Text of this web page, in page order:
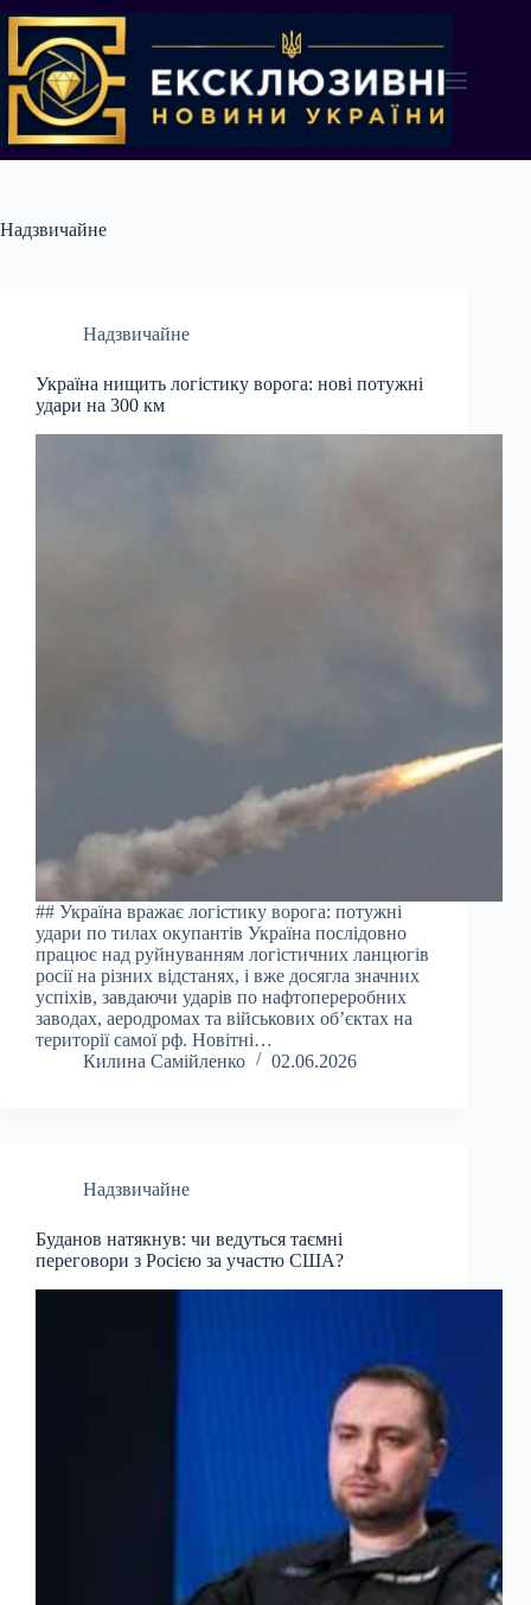
до
вмісту
Надзвичайне
Надзвичайне
Україна нищить логістику ворога: нові потужні
удари на 300 км
## Україна вражає логістику ворога: потужні
удари по тилах окупантів Україна послідовно
працює над руйнуванням логістичних ланцюгів
росії на різних відстанях, і вже досягла значних
успіхів, завдаючи ударів по нафтопереробних
заводах, аеродромах та військових об’єктах на
території самої рф. Новітні…
Килина Самійленко
02.06.2026
Надзвичайне
Буданов натякнув: чи ведуться таємні
переговори з Росією за участю США?